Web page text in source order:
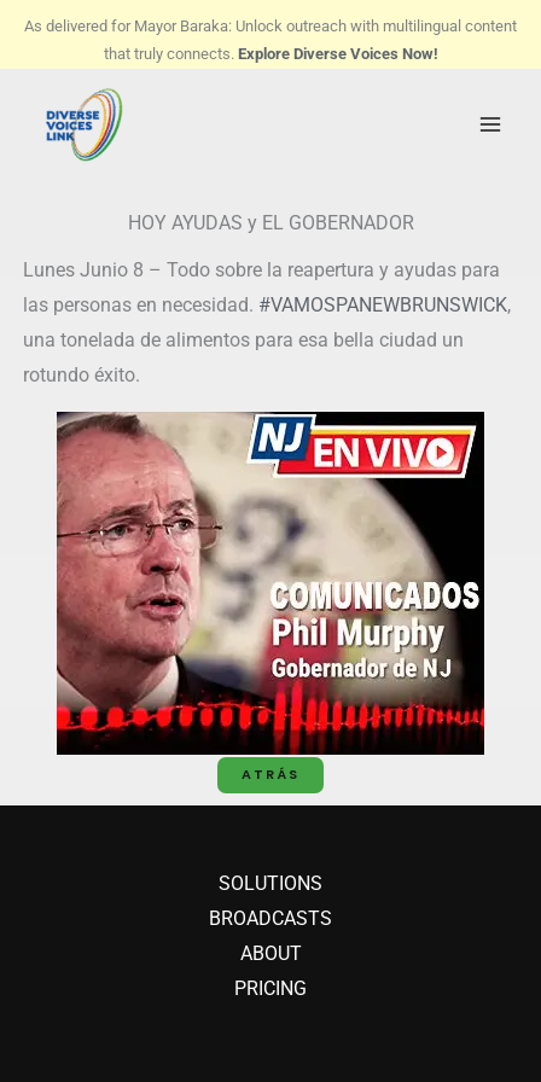
SkipAs delivered for Mayor Baraka: Unlock outreach with multilingual content
that truly connects. Explore Diverse Voices Now!
HOY AYUDAS y EL GOBERNADOR
Lunes Junio 8 – Todo sobre la reapertura y ayudas para
las personas en necesidad. #VAMOSPANEWBRUNSWICK,
una tonelada de alimentos para esa bella ciudad un
rotundo éxito.
ATRÁS
SOLUTIONS
BROADCASTS
ABOUT
PRICING